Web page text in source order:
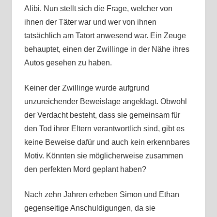
Alibi. Nun stellt sich die Frage, welcher von
ihnen der Täter war und wer von ihnen
tatsächlich am Tatort anwesend war. Ein Zeuge
behauptet, einen der Zwillinge in der Nähe ihres
Autos gesehen zu haben.
Keiner der Zwillinge wurde aufgrund
unzureichender Beweislage angeklagt. Obwohl
der Verdacht besteht, dass sie gemeinsam für
den Tod ihrer Eltern verantwortlich sind, gibt es
keine Beweise dafür und auch kein erkennbares
Motiv. Könnten sie möglicherweise zusammen
den perfekten Mord geplant haben?
Nach zehn Jahren erheben Simon und Ethan
gegenseitige Anschuldigungen, da sie